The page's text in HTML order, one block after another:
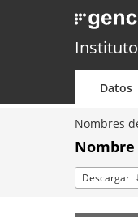
Datos
Nombres
Nombre
Descargar